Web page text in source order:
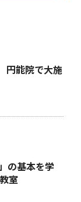
円能院で大施
の基本を学
室